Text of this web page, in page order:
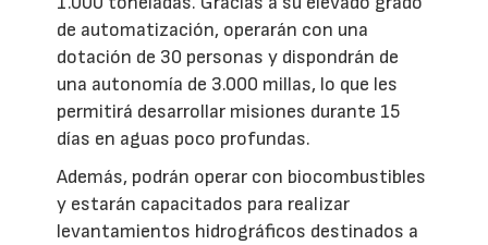
de automatización, operarán con una
dotación de 30 personas y dispondrán de
una autonomía de 3.000 millas, lo que les
permitirá desarrollar misiones durante 15
días en aguas poco profundas.
Además, podrán operar con biocombustibles
y estarán capacitados para realizar
levantamientos hidrográficos destinados a